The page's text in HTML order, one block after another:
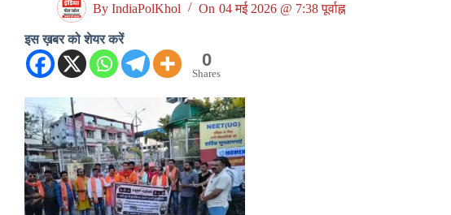
By IndiaPolKhol On 04 मई 2026 @ 7:38 पूर्वाह्न
इस ख़बर को शेयर करें
0
Shares